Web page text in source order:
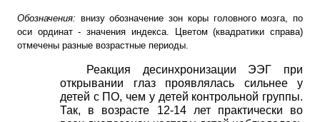
Обозначения: внизу обозначение зон коры головного мозга, по
оси ординат - значения индекса. Цветом (квадратики справа)
отмечены разные возрастные периоды.
Реакция десинхронизации ЭЭГ при
открывании глаз проявлялась сильнее у
детей с ПО, чем у детей контрольной группы.
Так, в возрасте 12-14 лет практически во